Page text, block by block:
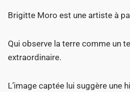
Brigitte Moro est une artiste à
Qui observe la terre comme un
extraordinaire.
L’image captée lui suggère une